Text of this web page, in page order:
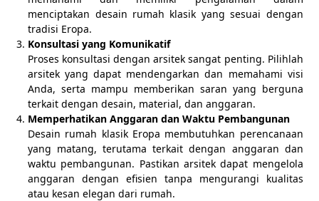
menciptakan desain rumah klasik yang sesuai dengan
tradisi Eropa.
Konsultasi yang Komunikatif
Proses konsultasi dengan arsitek sangat penting. Pilihlah
arsitek yang dapat mendengarkan dan memahami visi
Anda, serta mampu memberikan saran yang berguna
terkait dengan desain, material, dan anggaran.
Memperhatikan Anggaran dan Waktu Pembangunan
Desain rumah klasik Eropa membutuhkan perencanaan
yang matang, terutama terkait dengan anggaran dan
waktu pembangunan. Pastikan arsitek dapat mengelola
anggaran dengan efisien tanpa mengurangi kualitas
atau kesan elegan dari rumah.